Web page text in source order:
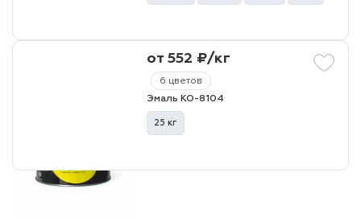
6 цветов
от 552 ₽/кг
Эмаль КО-8104
25 кг